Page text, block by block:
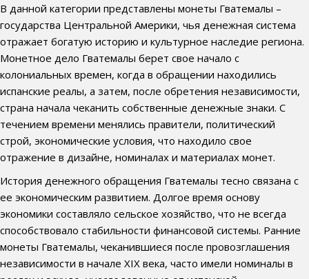
В данной категории представлены монеты Гватемалы –
государства Центральной Америки, чья денежная система
отражает богатую историю и культурное наследие региона.
Монетное дело Гватемалы берет свое начало с
колониальных времен, когда в обращении находились
испанские реалы, а затем, после обретения независимости,
страна начала чеканить собственные денежные знаки. С
течением времени менялись правители, политический
строй, экономические условия, что находило свое
отражение в дизайне, номиналах и материалах монет.
История денежного обращения Гватемалы тесно связана с
ее экономическим развитием. Долгое время основу
экономики составляло сельское хозяйство, что не всегда
способствовало стабильности финансовой системы. Ранние
монеты Гватемалы, чеканившиеся после провозглашения
независимости в начале XIX века, часто имели номиналы в